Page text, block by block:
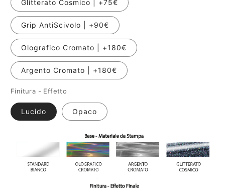
Glitterato Cosmico | +75€
Grip AntiScivolo | +90€
Olografico Cromato | +180€
Argento Cromato | +180€
Finitura - Effetto
Lucido Opaco